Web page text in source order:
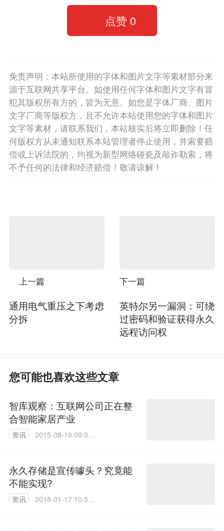
点赞 0
免责声明：本站所使用的字体和图片文字等素材部分来
源于互联网共享平台。如使用任何字体和图片文字有冒
犯其版权所有方的，皆为无意。如您是字体厂商、图片
文字厂商等版权方，且不允许本站使用您的字体和图片
文字等素材，请联系我们，本站核实后将立即删除！任
何版权方从未通知联系本站管理者停止使用，并索要赔
偿或上诉法院的，均视为新型网络碰瓷及敲诈勒索，将
不予任何的法律和经济赔偿！敬请谅解！
上一篇
通用电气重压之下考虑
分拆
下一篇
英特尔另一漏洞：可绕
过密码和验证获得永久
远程访问权
您可能也喜欢这些文章
智库观察：互联网公司正在整
合智能家居产业
资讯
2015-08-19 09:02:
永久存储是宣传噱头？究竟能
不能实现?
资讯
2018-01-17 10:59: